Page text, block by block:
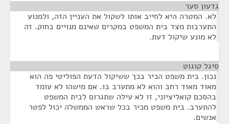
גדעון סער
לא. המטרה היא לחייב אותו לשקול את העניין הזה, ולמנוע
התערבות מצד בית המשפט במקרים שאינם מנויים בחוק. זה
לא מונע שיקול דעת.
סיגל קוגוט
נכון. בית משפט הכיר בכך ששיקול הדעת הפוליטי פה הוא
מאוד מאוד רחב והוא לא מתערב בו. אם מישהו לא עומד
בהסכם קואליציוני, זו לא עילה שתגרום לבית המשפט
להתערב. בית משפט מכיר בכל שראש הממשלה יכול לפטר
אנשים.